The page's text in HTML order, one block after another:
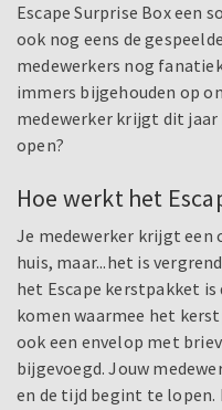
Escape Surprise Box een
ook nog eens de
medewerkers nog
immers bijgehouden op
medewerker krijgt dit
open?
Hoe werkt het
Je medewerker krijgt
huis, maar...het is
het Escape kerstpakket is
komen waarmee het
ook een envelop met
bijgevoegd. Jouw
en de tijd begint te